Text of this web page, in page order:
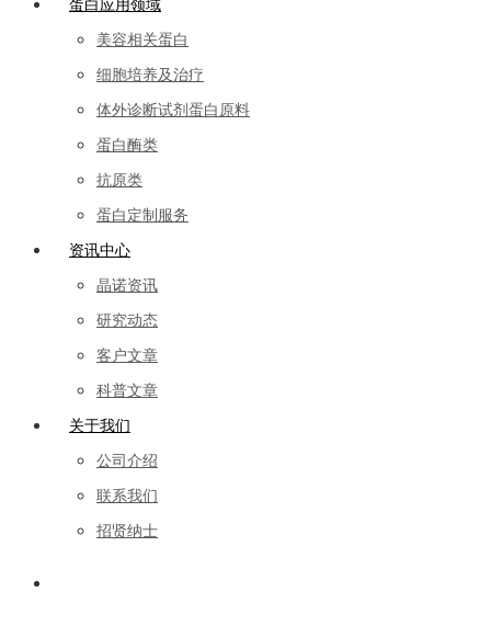
蛋白应用领域
美容相关蛋白
细胞培养及治疗
体外诊断试剂蛋白原料
蛋白酶类
抗原类
蛋白定制服务
资讯中心
晶诺资讯
研究动态
客户文章
科普文章
关于我们
公司介绍
联系我们
招贤纳士